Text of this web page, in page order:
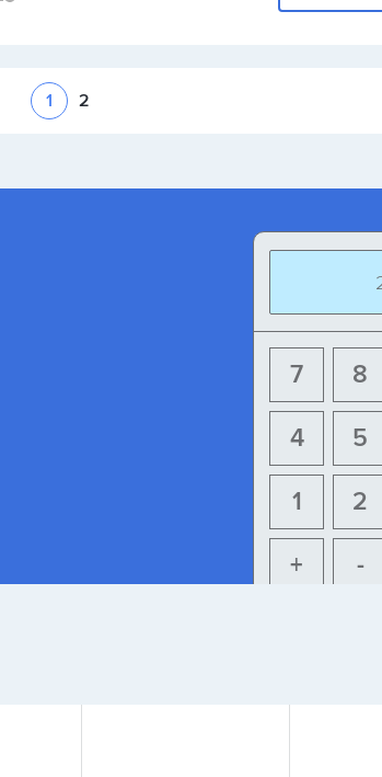
1 2
8
7
5
4
2
1
+ -